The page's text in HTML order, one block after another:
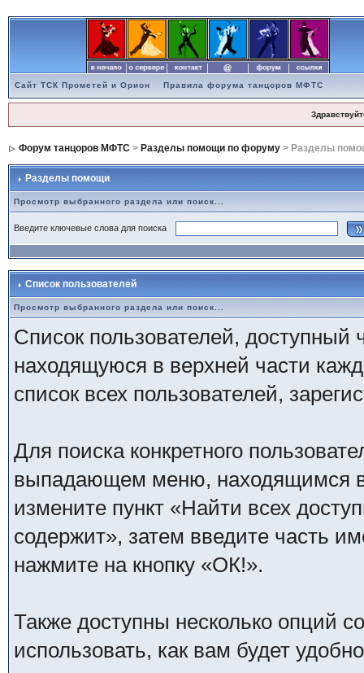
Сайт ТСК Прометей и Орион Правила форума танцоров МФТС
Форум танцоров МФТС> Разделы помощи по форуму> Разделы
Разделы помощи
Просмотр выбранного раздела или поиск...
Введите ключевые слова для поиска
Список пользователей
Просмотр выбранного раздела или поиск...
Список пользователей, доступный
находящуюся в верхней части
список всех пользователей,
Для поиска конкретного
выпадающем меню, находящимся в
измените пункт «Найти всех
содержит», затем введите часть
нажмите на кнопку «ОК!».
Также доступны несколько опций
использовать, как вам будет